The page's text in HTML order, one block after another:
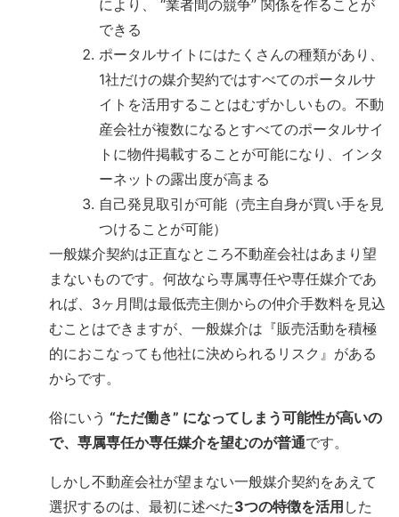
により、 “業者間の競争” 関係を作ることが
できる
ポータルサイトにはたくさんの種類があり、
1社だけの媒介契約ではすべてのポータルサ
イトを活用することはむずかしいもの。不動
産会社が複数になるとすべてのポータルサイ
トに物件掲載することが可能になり、インタ
ーネットの露出度が高まる
自己発見取引が可能（売主自身が買い手を見
つけることが可能）
一般媒介契約は正直なところ不動産会社はあまり望
まないものです。何故なら専属専任や専任媒介であ
れば、3ヶ月間は最低売主側からの仲介手数料を見込
むことはできますが、一般媒介は『販売活動を積極
的におこなっても他社に決められるリスク』がある
からです。
俗にいう “ただ働き” になってしまう可能性が高いの
で、専属専任か専任媒介を望むのが普通です。
しかし不動産会社が望まない一般媒介契約をあえて
選択するのは、最初に述べた3つの特徴を活用 した